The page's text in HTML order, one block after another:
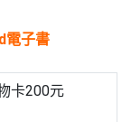
電子書
卡200元